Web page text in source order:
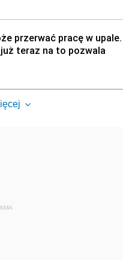
przerwać pracę w upale.
teraz na to pozwala